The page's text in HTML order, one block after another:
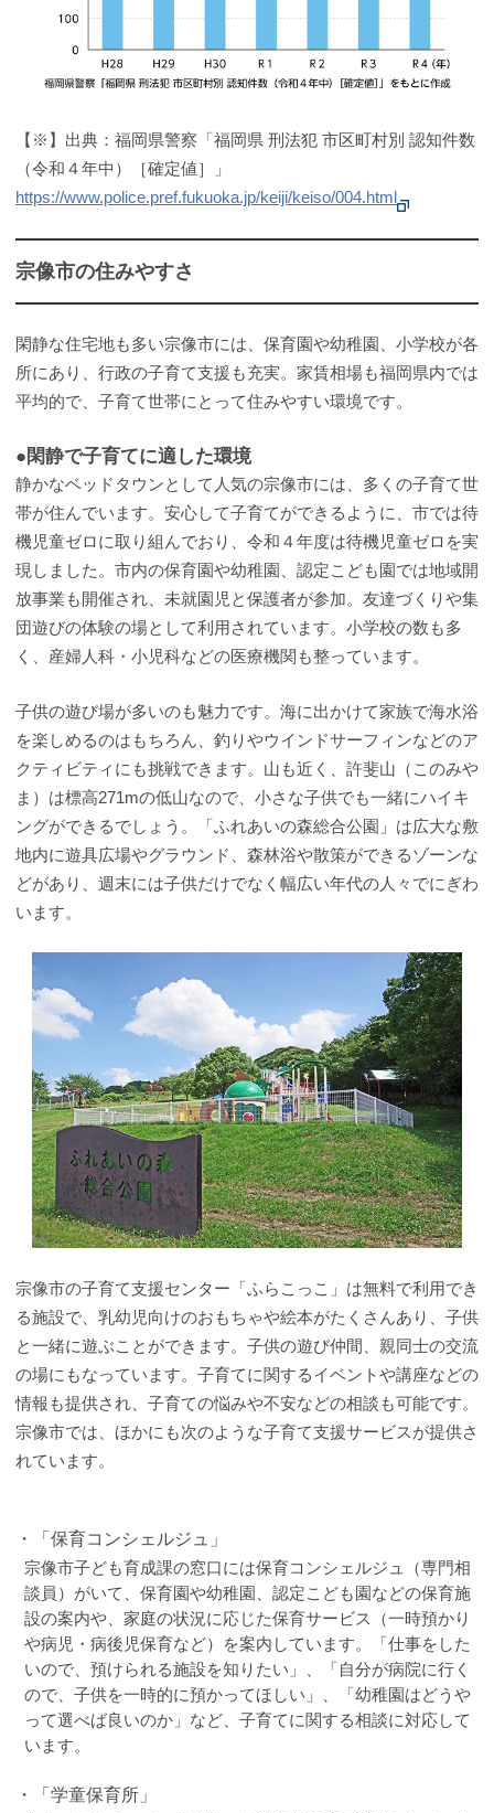
【※】出典：福岡県警察「福岡県 刑法犯 市区町村別 認知件数
（令和４年中）［確定値］」
https://www.police.pref.fukuoka.jp/keiji/keiso/004.html
宗像市の住みやすさ
閑静な住宅地も多い宗像市には、保育園や幼稚園、小学校が各
所にあり、行政の子育て支援も充実。家賃相場も福岡県内では
平均的で、子育て世帯にとって住みやすい環境です。
●閑静で子育てに適した環境
静かなベッドタウンとして人気の宗像市には、多くの子育て世
帯が住んでいます。安心して子育てができるように、市では待
機児童ゼロに取り組んでおり、令和４年度は待機児童ゼロを実
現しました。市内の保育園や幼稚園、認定こども園では地域開
放事業も開催され、未就園児と保護者が参加。友達づくりや集
団遊びの体験の場として利用されています。小学校の数も多
く、産婦人科・小児科などの医療機関も整っています。
子供の遊び場が多いのも魅力です。海に出かけて家族で海水浴
を楽しめるのはもちろん、釣りやウインドサーフィンなどのア
クティビティにも挑戦できます。山も近く、許斐山（このみや
ま）は標高271mの低山なので、小さな子供でも一緒にハイキ
ングができるでしょう。「ふれあいの森総合公園」は広大な敷
地内に遊具広場やグラウンド、森林浴や散策ができるゾーンな
どがあり、週末には子供だけでなく幅広い年代の人々でにぎわ
います。
宗像市の子育て支援センター「ふらこっこ」は無料で利用でき
る施設で、乳幼児向けのおもちゃや絵本がたくさんあり、子供
と一緒に遊ぶことができます。子供の遊び仲間、親同士の交流
の場にもなっています。子育てに関するイベントや講座などの
情報も提供され、子育ての悩みや不安などの相談も可能です。
宗像市では、ほかにも次のような子育て支援サービスが提供さ
れています。
・「保育コンシェルジュ」
宗像市子ども育成課の窓口には保育コンシェルジュ（専門相
談員）がいて、保育園や幼稚園、認定こども園などの保育施
設の案内や、家庭の状況に応じた保育サービス（一時預かり
や病児・病後児保育など）を案内しています。「仕事をした
いので、預けられる施設を知りたい」、「自分が病院に行く
ので、子供を一時的に預かってほしい」、「幼稚園はどうや
って選べば良いのか」など、子育てに関する相談に対応して
います。
・「学童保育所」